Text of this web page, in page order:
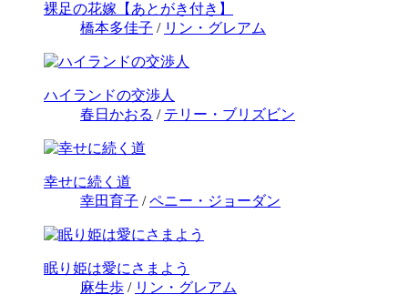
裸足の花嫁【あとがき付き】
橋本多佳子 / リン・グレアム
ハイランドの交渉人
春日かおる / テリー・ブリズビン
幸せに続く道
幸田育子 /ペニー・ジョーダン
眠り姫は愛にさまよう
麻生歩 / リン・グレアム